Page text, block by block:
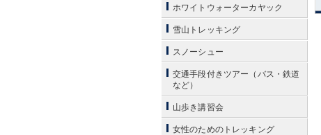
ホワイトウォーターカヤック
雪山トレッキング
スノーシュー
交通手段付きツアー（バス・鉄道
など）
山歩き講習会
女性のためのトレッキング